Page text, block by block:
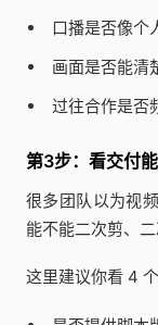
口播是否像个
画面是否能清
过往合作是否
第3步：看交付
很多团队以为视
能不能二次剪、二
这里建议你看 4 个